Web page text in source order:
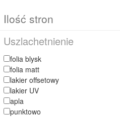
Uszlachetnienie
folia blysk
folia matt
lakier offsetowy
lakier UV
apla
punktowo